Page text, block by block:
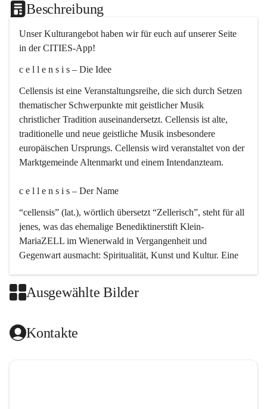
Beschreibung
Unser Kulturangebot haben wir für euch auf unserer Seite
in der CITIES-App!
c e l l e n s i s – Die Idee
Cellensis ist eine Veranstaltungsreihe, die sich durch Setzen
thematischer Schwerpunkte mit geistlicher Musik
christlicher Tradition auseinandersetzt. Cellensis ist alte,
traditionelle und neue geistliche Musik insbesondere
europäischen Ursprungs. Cellensis wird veranstaltet von der
Marktgemeinde Altenmarkt und einem Intendanzteam.
c e l l e n s i s – Der Name
“cellensis” (lat.), wörtlich übersetzt “Zellerisch”, steht für all
jenes, was das ehemalige Benediktinerstift Klein-
MariaZELL im Wienerwald in Vergangenheit und
Gegenwart ausmacht: Spiritualität, Kunst und Kultur. Eine
Kirchenmusik, dem kunstvollen Lob Gottes.
Das kirchenmusikalische Festival Cellensis wird seit dem
Ausgewählte Bilder
Kontakte